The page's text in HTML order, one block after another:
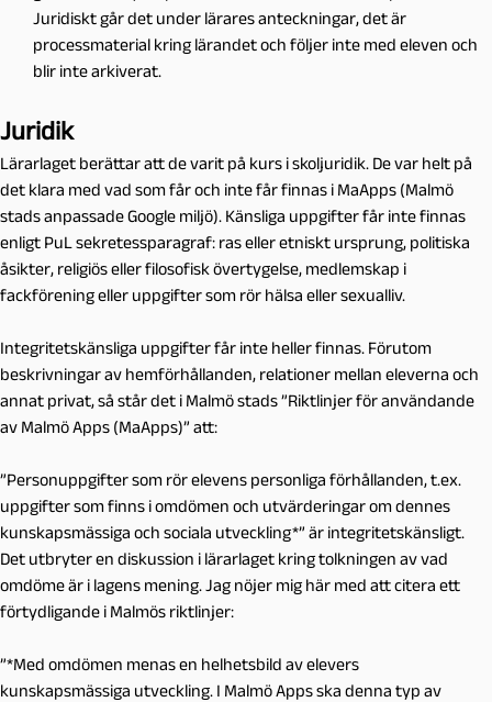
Juridiskt går det under lärares anteckningar, det är
processmaterial kring lärandet och följer inte med eleven och
blir inte arkiverat.
Juridik
Lärarlaget berättar att de varit på kurs i skoljuridik. De var helt på
det klara med vad som får och inte får finnas i MaApps (Malmö
stads anpassade Google miljö). Känsliga uppgifter får inte finnas
enligt PuL sekretessparagraf: ras eller etniskt ursprung, politiska
åsikter, religiös eller filosofisk övertygelse, medlemskap i
fackförening eller uppgifter som rör hälsa eller sexualliv.
Integritetskänsliga uppgifter får inte heller finnas. Förutom
beskrivningar av hemförhållanden, relationer mellan eleverna och
annat privat, så står det i Malmö stads ”Riktlinjer för användande
av Malmö Apps (MaApps)” att:
”Personuppgifter som rör elevens personliga förhållanden, t.ex.
uppgifter som finns i omdömen och utvärderingar om dennes
kunskapsmässiga och sociala utveckling*” är integritetskänsligt.
Det utbryter en diskussion i lärarlaget kring tolkningen av vad
omdöme är i lagens mening. Jag nöjer mig här med att citera ett
förtydligande i Malmös riktlinjer:
”*Med omdömen menas en helhetsbild av elevers
kunskapsmässiga utveckling. I Malmö Apps ska denna typ av